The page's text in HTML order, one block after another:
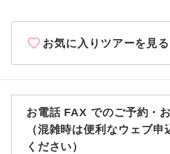
お気に入りツアーを見る
お電話 FAX でのご予約・
（混雑時は便利なウェブ申
ください）